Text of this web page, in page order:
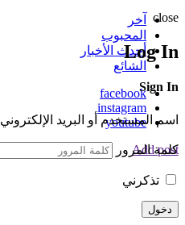
آخر
المحبوب
أحدث الأخبار
الشائع
facebook
instagram
youtube
Add post
close
Log In
Sign In
اسم المستخدم أو البريد الإلكتروني
كلمة المرور
تذكرني